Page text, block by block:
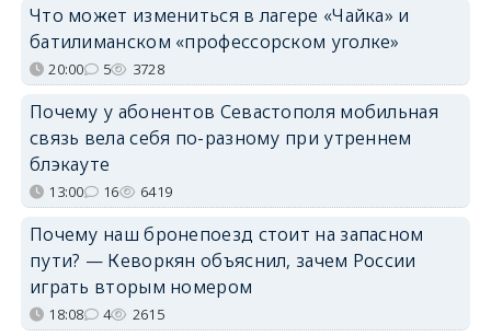
Что может измениться в лагере «Чайка» и
батилиманском «профессорском уголке»
20:00 5 3728
Почему у абонентов Севастополя мобильная
связь вела себя по-разному при утреннем
блэкауте
13:00 16 6419
Почему наш бронепоезд стоит на запасном
пути? — Кеворкян объяснил, зачем России
играть вторым номером
18:08 4 2615